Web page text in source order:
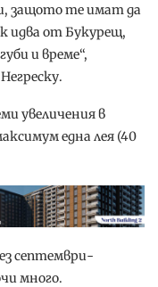
защото те имат да
идва от Букурещ,
и време“,
увеличения в
една лея (40
септември-
много.